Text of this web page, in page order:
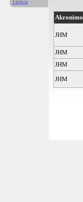
Akronimo
JHM
JHM
JHM
JHM
Türkce